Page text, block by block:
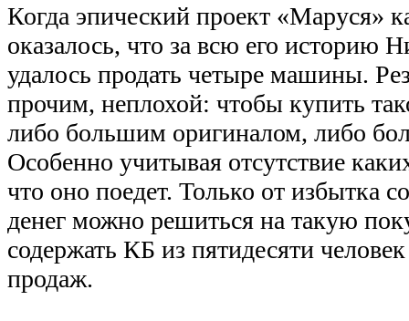
Когда эпический проект «Маруся»
оказалось, что за всю его историю
удалось продать четыре машины.
прочим, неплохой: чтобы купить
либо большим оригиналом, либо
Особенно учитывая отсутствие
что оно поедет. Только от избытка
денег можно решиться на такую
содержать КБ из пятидесяти
продаж.